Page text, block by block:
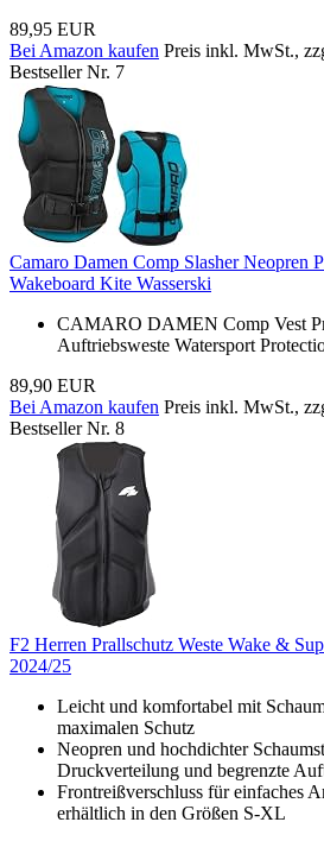
89,95 EUR
Bei Amazon kaufen Preis inkl. MwSt.,
Bestseller Nr. 7
Camaro Damen Comp Slasher Neopren
Wakeboard Kite Wasserski
CAMARO DAMEN Comp Vest
Auftriebsweste Watersport
89,90 EUR
Bei Amazon kaufen Preis inkl. MwSt.,
Bestseller Nr. 8
F2 Herren Prallschutz Weste Wake &
2024/25
Leicht und komfortabel mit
maximalen Schutz
Neopren und hochdichter
Druckverteilung und begrenzte
Frontreißverschluss für einfaches
erhältlich in den Größen S-XL